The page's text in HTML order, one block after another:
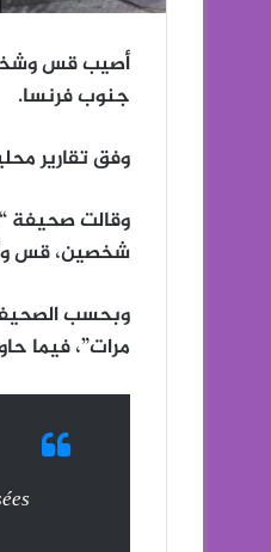
أصيب قس
جنوب فرنسا.
وفق تقارير
شخصين، قس
مرات”، فيما